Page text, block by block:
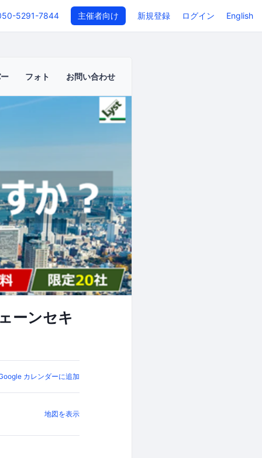
5291-7844 主催者向け 新規登録 ログイン English
フォト お問い合わせ
ーンセキ
カレンダーに追加
地図を表示